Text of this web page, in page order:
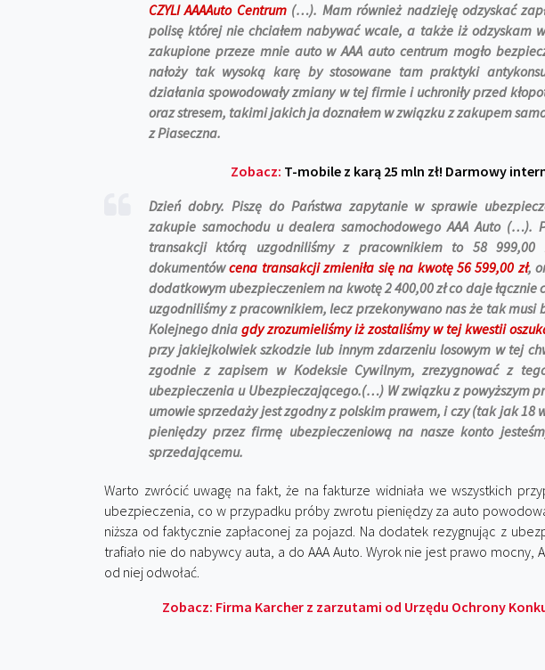
CZYLI AAAAuto Centrum(…). Mam również nadzieję odzyskać
polisę której nie chciałem nabywać wcale, a także iż odzyskam
zakupione przeze mnie auto w AAA auto centrum mogło
nałoży tak wysoką karę by stosowane tam praktyki
działania spowodowały zmiany w tej firmie i uchroniły przed
oraz stresem, takimi jakich ja doznałem w związku z zakupem
z Piaseczna.
Zobacz: T-mobile z karą 25 mln zł! Darmowy
Dzień dobry. Piszę do Państwa zapytanie w sprawie
zakupie samochodu u dealera samochodowego AAA Auto (…).
transakcji którą uzgodniliśmy z pracownikiem to 58 999,00
dokumentówcena transakcji zmieniła się na kwotę 56 599,00 zł,
dodatkowym ubezpieczeniem na kwotę 2 400,00 zł co daje łącznie
uzgodniliśmy z pracownikiem, lecz przekonywano nas że tak musi
Kolejnego dnia gdy zrozumieliśmy iż zostaliśmy w tej kwestii
przy jakiejkolwiek szkodzie lub innym zdarzeniu losowym w tej
zgodnie z zapisem w Kodeksie Cywilnym, zrezygnować z
ubezpieczenia u Ubezpieczającego.(…) W związku z powyższym
umowie sprzedaży jest zgodny z polskim prawem, i czy (tak jak 18
pieniędzy przez firmę ubezpieczeniową na nasze konto
sprzedającemu.
Warto zwrócić uwagę na fakt, że na fakturze widniała we wszystkich
ubezpieczenia, co w przypadku próby zwrotu pieniędzy za auto
niższa od faktycznie zapłaconej za pojazd. Na dodatek rezygnując z
trafiało nie do nabywcy auta, a do AAA Auto. Wyrok nie jest prawo mocny,
od niej odwołać.
Zobacz: Firma Karcher z zarzutami od Urzędu Ochrony